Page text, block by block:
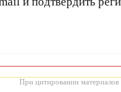
При цитировании материалов